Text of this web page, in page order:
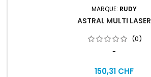
MARQUE: RUDY
ASTRAL MULTI LASER
(0)
-
150,31 CHF